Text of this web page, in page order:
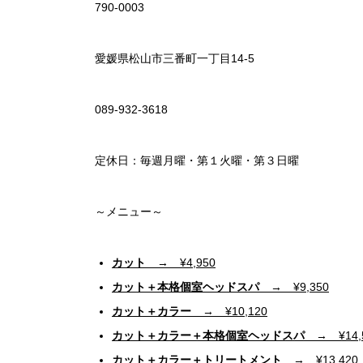
790-0003
愛媛県松山市三番町一丁目14-5
089-932-3618
定休日：毎週月曜・第１火曜・第３日曜
～メニュー～
カット
→ ¥4,950
カット＋本格個室ヘッドスパ→ ¥9,350
カット＋カラー → ¥10,120
カット＋カラー＋本格個室ヘッドスパ→
カット＋カラー＋トリートメント
→ ¥13,420